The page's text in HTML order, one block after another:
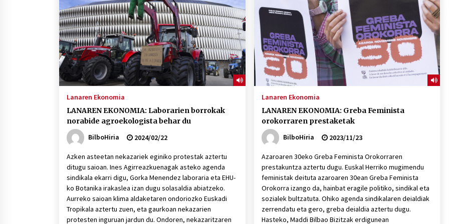
protagonista
2026/07/16
POTTO: San Pedro jaietako bertso-
saioa
2026/07/09
Larunbatean Plentziako Itsas
Martxa ospatuko da
2026/07/07
Auritz Iñurrietaren margoak
ikusgai Uribitarte40 aretoan
SOINUGELA: Paul McCartney eta
Ringo Starr-en lan berriak
Lanaren Ekonomia
LANAREN EKONOMIA: Laborarien borrokak
norabide agroekologista behar du
BilboHiria
2024/02/22
Azken asteetan nekazariek eginiko protestak aztertu
ditugu saioan. Ines Agirreazkuenagak asteko agenda
sindikala ekarri digu, Gorka Menendez laboraria eta EHU-
ko Botanika irakaslea izan dugu solasaldia abiatzeko.
Aurreko saioan klima aldaketaren ondoriozko Euskadi
Tropikala aztertu zuen, eta gaurkoan nekazarien
protesten inguruan jardun du. Ondoren, nekazaritzaren
Lanaren Ekonomia
LANAREN EKONOMIA: Greba Feminista
orokorraren prestaketak
BilboHiria
2023/11/23
Azaroaren 30eko Greba Feminista Orokorraren
prestakuntza aztertu dugu. Euskal Herriko mugimendu
feministak deituta azaroaren 30ean Greba Feminista
Orokorra izango da, hainbat eragile politiko, sindikal eta
sozialek bultzatuta. Ohiko agenda sindikalaren deialdiak
zerrendatu eta gero, greba deialdia aztertu dugu.
Hasteko, Maddi Bilbao Bizitzak erdigunean